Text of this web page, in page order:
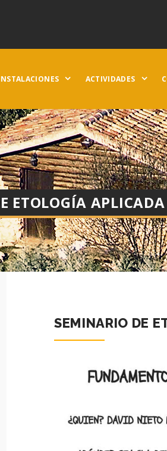
ACTIVIDADES
ETOLOGÍA APLICADA
SEMINARIO DE